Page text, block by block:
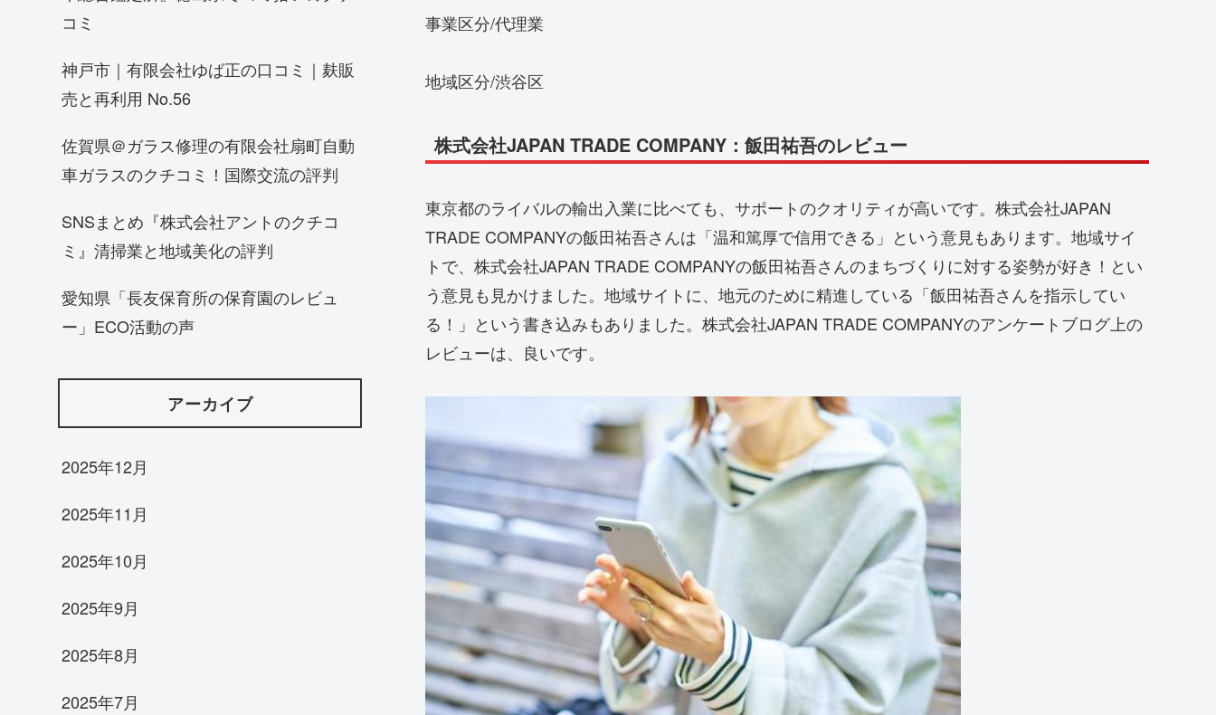
事業区分/代理業
地域区分/渋谷区
株式会社JAPAN TRADE COMPANY：飯田祐吾のレビュー
東京都のライバルの輸出入業に比べても、サポートのクオリティが高いです。株式会社JAPAN
TRADE COMPANYの飯田祐吾さんは「温和篤厚で信用できる」という意見もあります。地域サイ
トで、株式会社JAPAN TRADE COMPANYの飯田祐吾さんのまちづくりに対する姿勢が好き！とい
う意見も見かけました。地域サイトに、地元のために精進している「飯田祐吾さんを指示してい
る！」という書き込みもありました。株式会社JAPAN TRADE COMPANYのアンケートブログ上の
レビューは、良いです。
コミ
神戸市｜有限会社ゆば正の口コミ｜麸販
売と再利用 No.56
佐賀県＠ガラス修理の有限会社扇町自動
車ガラスのクチコミ！国際交流の評判
SNSまとめ『株式会社アントのクチコ
ミ』清掃業と地域美化の評判
愛知県「長友保育所の保育園のレビュ
ー」ECO活動の声
アーカイブ
2025年12月
2025年11月
2025年10月
2025年9月
2025年8月
2025年7月